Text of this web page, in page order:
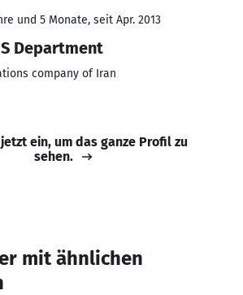
und 5 Monate, seit Apr. 2013
Department
company of Iran
ein, um das ganze Profil zu
sehen.
mit ähnlichen